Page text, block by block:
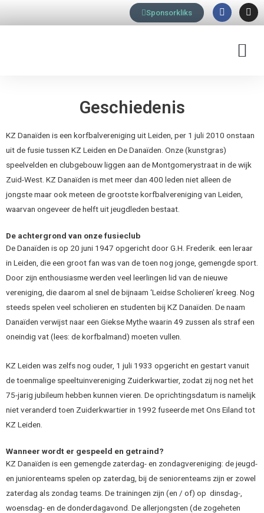
Sponsorkliks
F
a
c
I
n
s
Geschiedenis
KZ Danaïden is een korfbalvereniging uit Leiden, per 1 juli 2010 onstaan
uit de fusie tussen KZ Leiden en De Danaïden. Onze (kunstgras)
speelvelden en clubgebouw liggen aan de Montgomerystraat in de wijk
Zuid-West. KZ Danaïden is met meer dan 400 leden niet alleen de
jongste maar ook meteen de grootste korfbalvereniging van Leiden,
waarvan ongeveer de helft uit jeugdleden bestaat.
De achtergrond van onze fusieclub
De Danaïden is op 20 juni 1947 opgericht door G.H. Frederik. een leraar
in Leiden, die een groot fan was van de toen nog jonge, gemengde sport.
Door zijn enthousiasme werden veel leerlingen lid van de nieuwe
vereniging, die daarom al snel de bijnaam ‘Leidse Scholieren’ kreeg. Nog
steeds spelen veel scholieren en studenten bij KZ Danaïden. De naam
Danaïden verwijst naar een Giekse Mythe waarin 49 zussen als straf een
oneindig vat (lees: de korfbalmand) moeten vullen.
KZ Leiden was zelfs nog ouder, 1 juli 1933 opgericht en gestart vanuit
de toenmalige speeltuinvereniging Zuiderkwartier, zodat zij nog net het
75-jarig jubileum hebben kunnen vieren. De oprichtingsdatum is namelijk
niet veranderd toen Zuiderkwartier in 1992 fuseerde met Ons Eiland tot
KZ Leiden.
Wanneer wordt er gespeeld en getraind?
KZ Danaïden is een gemengde zaterdag- en zondagvereniging: de jeugd-
en juniorenteams spelen op zaterdag, bij de seniorenteams zijn er zowel
zaterdag als zondag teams. De trainingen zijn (en / of) op dinsdag-,
woensdag- en de donderdagavond. De allerjongsten (de zogeheten